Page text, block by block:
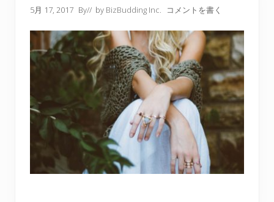
5月 17, 2017 By// by BizBudding Inc. コメントを書く